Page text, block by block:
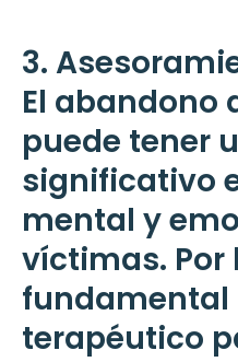
3.
El abandono
puede tener
significativo
mental y
víctimas. Por
fundamental
terapéutico